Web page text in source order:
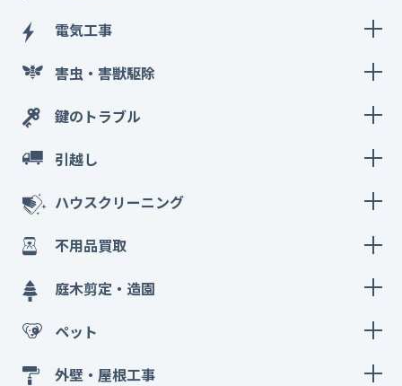
電気工事
害虫・害獣駆除
鍵のトラブル
引越し
ハウスクリーニング
不用品買取
庭木剪定・造園
ペット
外壁・屋根工事